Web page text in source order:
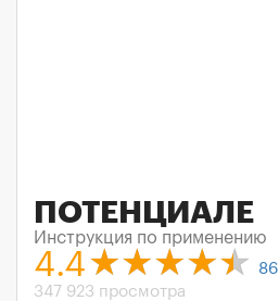
ПОТЕНЦИАЛЕ
Инструкция по применению
4.4 86
347 923 просмотра